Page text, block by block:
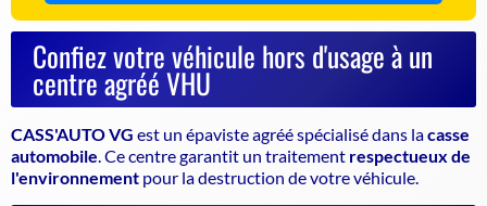
Confiez votre véhicule hors d'usage à un
centre agréé VHU
CASS'AUTO VG est un épaviste agrééspécialisé dans lacasse
automobile . Ce centre garantit un traitement respectueux de
l'environnement pour la destruction de votre véhicule.